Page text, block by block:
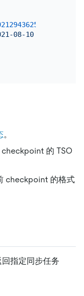
08-10
。
checkpoint 的 TSO
checkpoint 的格式
指定同步任务